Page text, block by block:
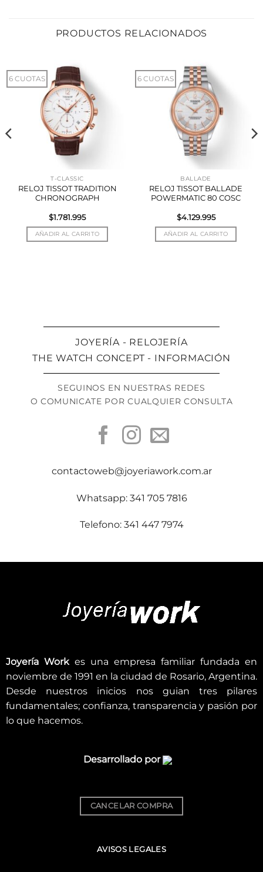
PRODUCTOS RELACIONADOS
6 CUOTAS
T-CLASSIC
RELOJ TISSOT TRADITION
CHRONOGRAPH
$1.781.995
AÑADIR AL CARRITO
6 CUOTAS
BALLADE
RELOJ TISSOT BALLADE
POWERMATIC 80 COSC
$4.129.995
AÑADIR AL CARRITO
JOYERÍA - RELOJERÍA
THE WATCH CONCEPT - INFORMACIÓN
SEGUINOS EN NUESTRAS REDES
O COMUNICATE POR CUALQUIER CONSULTA
contactoweb@joyeriawork.com.ar
Whatsapp: 341 705 7816
Telefono: 341 447 7974
Joyería Workes una empresa familiar fundada en
noviembre de 1991 en la ciudad de Rosario, Argentina.
Desde nuestros inicios nos guian tres pilares
fundamentales; confianza, transparencia y pasión por
lo que hacemos.
Desarrollado por
CANCELAR COMPRA
AVISOS LEGALES